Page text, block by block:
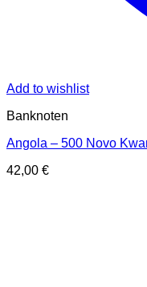
Add to wishlist
Banknoten
Angola – 500 Novo
42,00 €